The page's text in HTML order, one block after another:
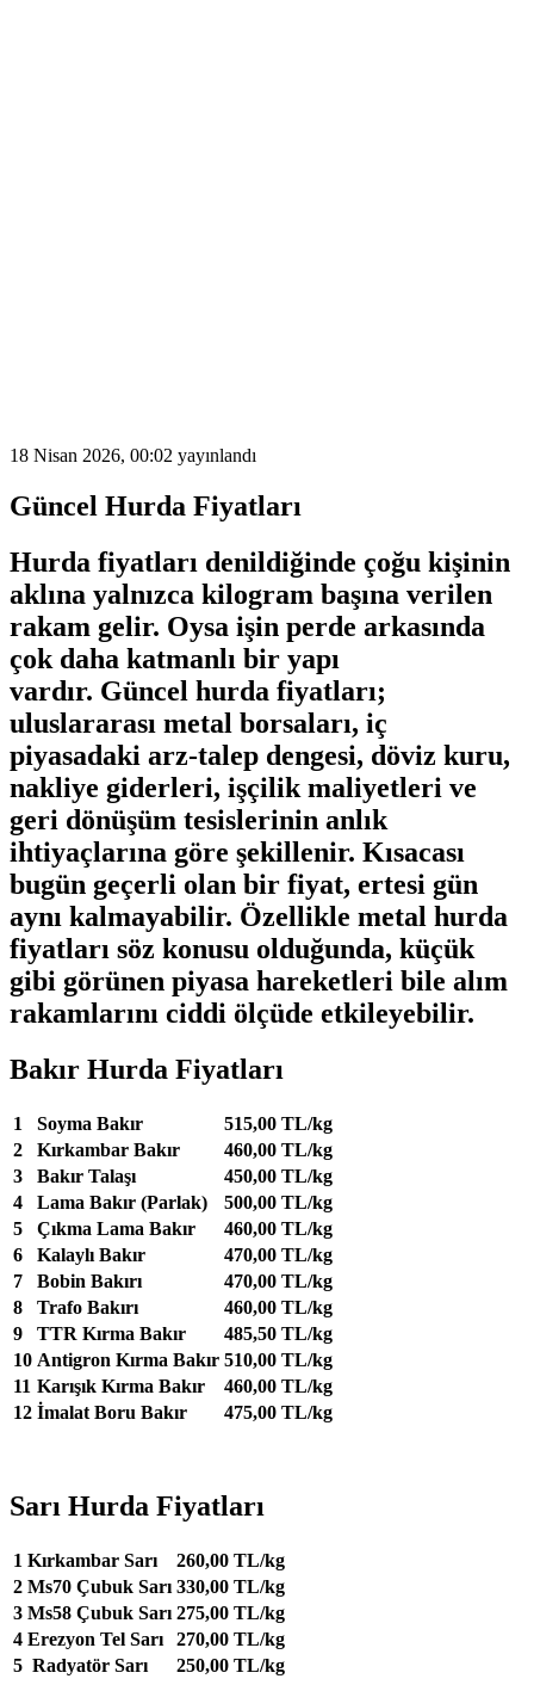
18 Nisan 2026, 00:02 yayınlandı
Güncel Hurda Fiyatları
Hurda fiyatları denildiğinde çoğu kişinin
aklına yalnızca kilogram başına verilen
rakam gelir. Oysa işin perde arkasında
çok daha katmanlı bir yapı
vardır. Güncel hurda fiyatları;
uluslararası metal borsaları, iç
piyasadaki arz-talep dengesi, döviz kuru,
nakliye giderleri, işçilik maliyetleri ve
geri dönüşüm tesislerinin anlık
ihtiyaçlarına göre şekillenir. Kısacası
bugün geçerli olan bir fiyat, ertesi gün
aynı kalmayabilir. Özellikle metal hurda
fiyatları söz konusu olduğunda, küçük
gibi görünen piyasa hareketleri bile alım
rakamlarını ciddi ölçüde etkileyebilir.
Bakır Hurda Fiyatları
1 Soyma Bakır
515,00 TL/kg
2
Kırkambar Bakır
460,00 TL/kg
3
Bakır Talaşı
450,00 TL/kg
4
Lama Bakır (Parlak)
500,00 TL/kg
5
Çıkma Lama Bakır
460,00 TL/kg
6
Kalaylı Bakır
470,00 TL/kg
7
Bobin Bakırı
470,00 TL/kg
8
Trafo Bakırı
460,00 TL/kg
9
TTR Kırma Bakır
485,50 TL/kg
10 Antigron Kırma Bakır 510,00 TL/kg
11 Karışık Kırma Bakır
460,00 TL/kg
12 İmalat Boru Bakır 475,00 TL/kg
Sarı Hurda Fiyatları
1 Kırkambar Sarı
260,00 TL/kg
2 Ms70 Çubuk Sarı 330,00 TL/kg
3 Ms58 Çubuk Sarı 275,00 TL/kg
4 Erezyon Tel Sarı
270,00 TL/kg
5 Radyatör Sarı
250,00 TL/kg